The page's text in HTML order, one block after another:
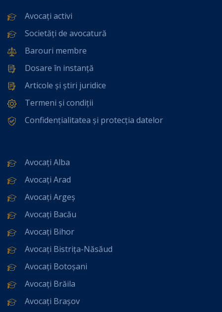
Avocați activi
Societăți de avocatură
Barouri membre
Dosare în instanță
Articole și știri juridice
Termeni și condiții
Confidențialitatea și protecția datelor
Avocați Alba
Avocați Arad
Avocați Argeș
Avocați Bacău
Avocați Bihor
Avocați Bistrița-Năsăud
Avocați Botoșani
Avocați Brăila
Avocați Brașov